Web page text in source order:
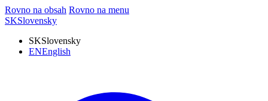
Rovno na obsah Rovno na menu
SKSlovensky
SKSlovensky
ENEnglish